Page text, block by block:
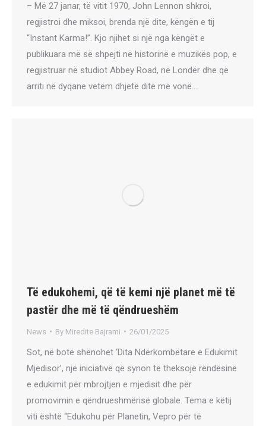
– Më 27 janar, të vitit 1970, John Lennon shkroi,
regjistroi dhe miksoi, brenda një dite, këngën e tij
“Instant Karma!”. Kjo njihet si një nga këngët e
publikuara më së shpejti në historinë e muzikës pop, e
regjistruar në studiot Abbey Road, në Londër dhe që
arriti në dyqane vetëm dhjetë ditë më vonë.…
Të edukohemi, që të kemi një planet më të
pastër dhe më të qëndrueshëm
News By Miredite Bajrami 26/01/2025
Sot, në botë shënohet ‘Dita Ndërkombëtare e Edukimit
Mjedisor’, një iniciativë që synon të theksojë rëndësinë
e edukimit për mbrojtjen e mjedisit dhe për
promovimin e qëndrueshmërisë globale. Tema e këtij
viti është “Edukohu për Planetin, Vepro për të